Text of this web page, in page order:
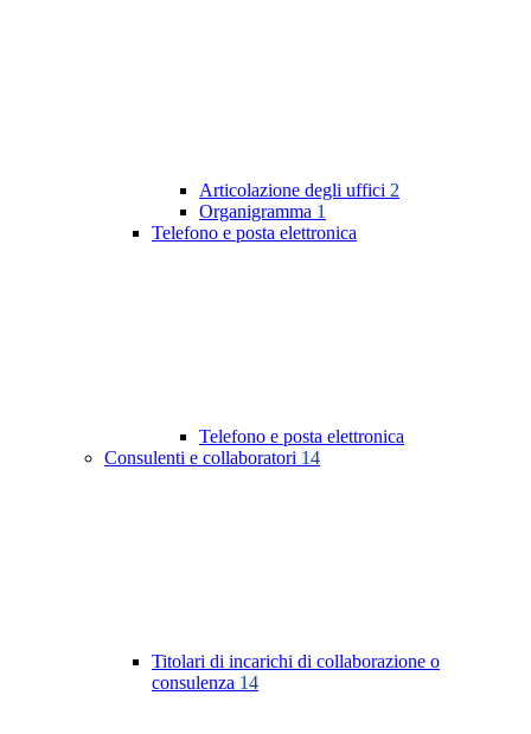
Articolazione degli uffici 2
Organigramma 1
Telefono e posta elettronica
Telefono e posta elettronica
Consulenti e collaboratori 14
Titolari di incarichi di collaborazione o
consulenza 14